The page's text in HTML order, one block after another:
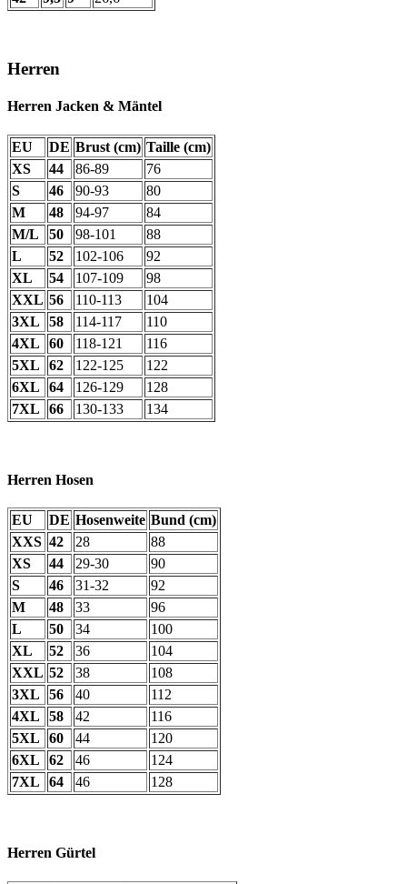
Herren
Herren Jacken & Mäntel
EU DE Brust (cm) Taille (cm)
XS
44 86-89
76
S
46 90-93
80
M
48 94-97
84
M/L
50 98-101
88
L
52 102-106
92
XL
54 107-109
98
XXL 56 110-113
104
3XL
58 114-117
110
4XL
60 118-121
116
5XL
62 122-125
122
6XL
64 126-129
128
7XL
66 130-133 134
Herren Hosen
EU DE Hosenweite Bund (cm)
XXS 42 28
88
XS
44 29-30
90
S
46 31-32
92
M
48 33
96
L
50 34
100
XL
52 36
104
XXL 52 38
108
3XL
56 40
112
4XL
58 42
116
5XL
60 44
120
6XL
62 46
124
7XL
64 46 128
Herren Gürtel